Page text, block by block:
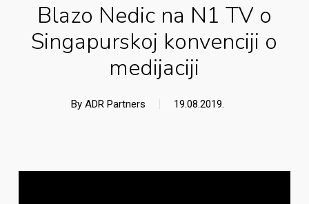
Blazo Nedic na N1 TV o
Singapurskoj konvenciji o
medijaciji
By ADR Partners 19.08.2019.